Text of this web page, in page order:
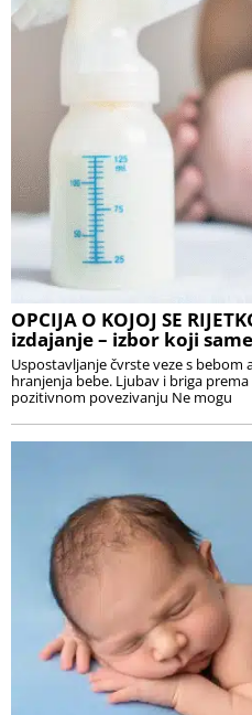
OPCIJA O KOJOJ SE
izdajanje – izbor koji
Uspostavljanje čvrste veze s
hranjenja bebe. Ljubav i briga
pozitivnom povezivanju Ne mogu